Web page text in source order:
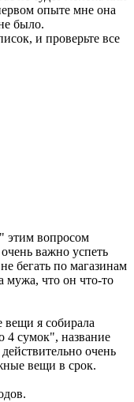
опыте мне она
было.
и проверьте все
этим вопросом
важно успеть
бегать по магазинам
мужа, что он что-то
вещи я собирала
4 сумок", название
очень
вещи в срок.